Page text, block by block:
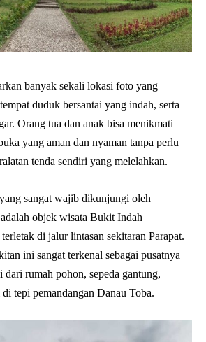
banyak sekali lokasi foto yang
duduk bersantai yang indah, serta
Orang tua dan anak bisa menikmati
yang aman dan nyaman tanpa perlu
tenda sendiri yang melelahkan.
sangat wajib dikunjungi oleh
objek wisata Bukit Indah
di jalur lintasan sekitaran Parapat.
ini sangat terkenal sebagai pusatnya
rumah pohon, sepeda gantung,
tepi pemandangan Danau Toba.